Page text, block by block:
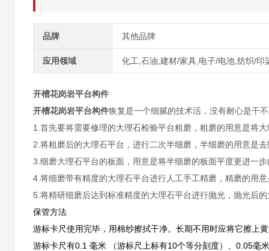
品牌 其他品牌
应用领域 化工,石油,建材/家具,电子/电池,纺织/印
开槽花岗岩平台构件
开槽花岗岩平台构件恢复是一个细腻的技术活，没有耐心是干
1.首先要将需要修理的大理石检验平台粗磨，粗磨的用意是将
2.将粗磨后的大理石平台，进行二次半细磨，半细磨的用意是
3.细磨大理石平台的板面，用意是将半细磨的板面平度更进一
4.将细磨带有精度的大理石平台进行人工手工精磨，精磨的用
5.将精研细磨后达到标准精度的大理石平台进行抛光，抛光后
保管方法
游标卡尺使用完毕，用棉纱擦拭干净。长期不用时应将它擦上
游标卡尺有0.1 毫米
（游标尺上标有10个等分刻度）、0.05